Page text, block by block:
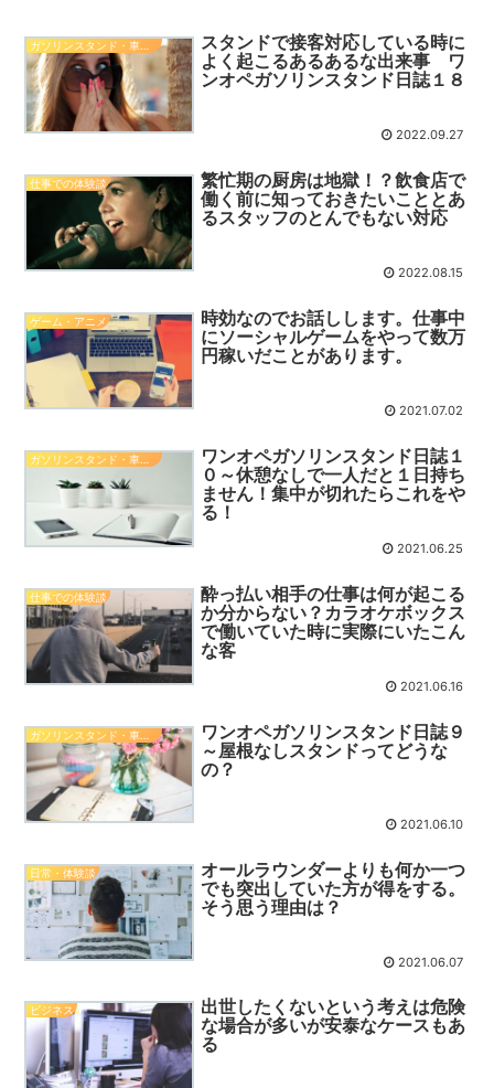
スタンドで接客対応している時に
よく起こるあるあるな出来事 ワ
ンオペガソリンスタンド日誌１８
2022.09.27
仕事での体験談
繁忙期の厨房は地獄！？飲食店で
働く前に知っておきたいこととあ
るスタッフのとんでもない対応
2022.08.15
ゲーム・アニメ
時効なのでお話しします。仕事中
にソーシャルゲームをやって数万
円稼いだことがあります。
2021.07.02
ワンオペガソリンスタンド日誌１
０～休憩なしで一人だと１日持ち
ません！集中が切れたらこれをや
る！
2021.06.25
仕事での体験談
酔っ払い相手の仕事は何が起こる
か分からない？カラオケボックス
で働いていた時に実際にいたこん
な客
2021.06.16
ワンオペガソリンスタンド日誌９
～屋根なしスタンドってどうな
の？
2021.06.10
日常・体験談
オールラウンダーよりも何か一つ
でも突出していた方が得をする。
そう思う理由は？
2021.06.07
ビジネス
出世したくないという考えは危険
な場合が多いが安泰なケースもあ
る